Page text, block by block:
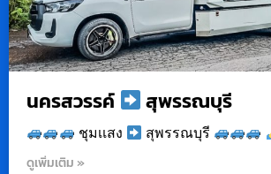
นครสวรรค์ สุพรรณบุรี
ชุมเเสง สุพรรณบุรี
ดูเพิ่มเติม »